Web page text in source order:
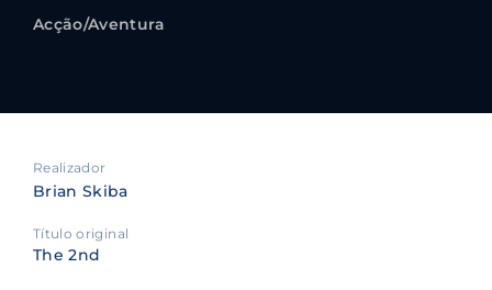
Acção/Aventura
Realizador
Brian Skiba
Título original
The 2nd